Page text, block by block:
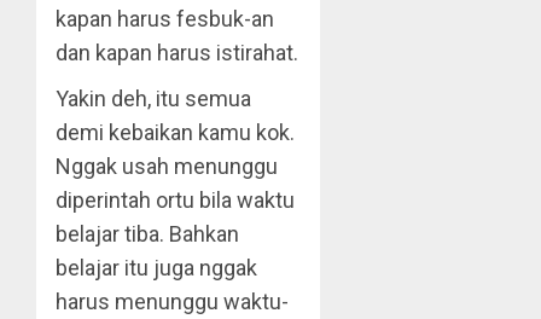
kapan harus fesbuk-an
dan kapan harus istirahat.
Yakin deh, itu semua
demi kebaikan kamu kok.
Nggak usah menunggu
diperintah ortu bila waktu
belajar tiba. Bahkan
belajar itu juga nggak
harus menunggu waktu-